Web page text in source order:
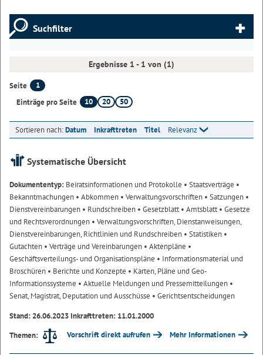
Suchfilter
Ergebnisse 1 - 1 von (1)
Seite
1
Einträge pro Seite
10 20 50
Sortieren nach:Datum Inkrafttreten Titel Relevanz
Systematische Übersicht
Dokumententyp: Beiratsinformationen und Protokolle • Staatsverträge •
Bekanntmachungen • Abkommen • Verwaltungsvorschriften • Satzungen •
Dienstvereinbarungen • Rundschreiben • Gesetzblatt• Amtsblatt• Gesetze
und Rechtsverordnungen • Verwaltungsvorschriften, Dienstanweisungen,
Dienstvereinbarungen, Richtlinien und Rundschreiben • Statistiken •
Gutachten • Verträge und Vereinbarungen • Aktenpläne •
Geschäftsverteilungs- und Organisationspläne • Informationsmaterial und
Broschüren • Berichte und Konzepte • Karten, Pläne und Geo-
Informationssysteme • Aktuelle Meldungen und Pressemitteilungen •
Senat, Magistrat, Deputation und Ausschüsse • Gerichtsentscheidungen
Stand: 26.06.2023 Inkrafttreten: 11.01.2000
Themen:
Vorschrift direkt aufrufen Mehr Informationen